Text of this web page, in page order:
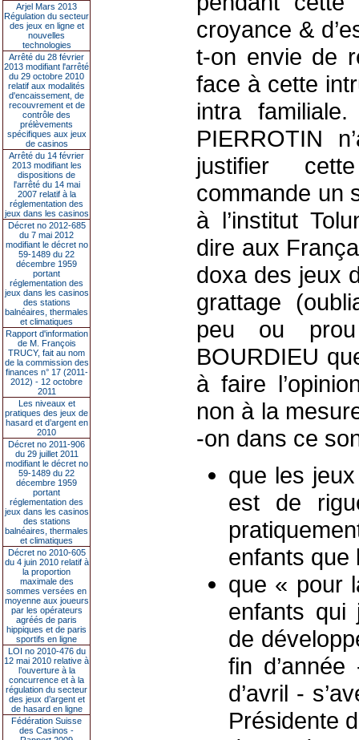
Arjel Mars 2013
Régulation du secteur
des jeux en ligne et
nouvelles
technologies
Arrêté du 28 février
2013 modifiant l'arrêté
du 29 octobre 2010
relatif aux modalités
d'encaissement, de
recouvrement et de
contrôle des
prélèvements
spécifiques aux jeux
de casinos
Arrêté du 14 février
2013 modifiant les
dispositions de
l'arrêté du 14 mai
2007 relatif à la
réglementation des
jeux dans les casinos
Décret no 2012-685
du 7 mai 2012
modifiant le décret no
59-1489 du 22
décembre 1959
portant
réglementation des
jeux dans les casinos
des stations
balnéaires, thermales
et climatiques
Rapport d'information
de M. François
TRUCY, fait au nom
de la commission des
finances n° 17 (2011-
2012) - 12 octobre
2011
Les niveaux et
pratiques des jeux de
hasard et d’argent en
2010
Décret no 2011-906
du 29 juillet 2011
modifiant le décret no
59-1489 du 22
décembre 1959
portant
réglementation des
jeux dans les casinos
des stations
balnéaires, thermales
et climatiques
Décret no 2010-605
du 4 juin 2010 relatif à
la proportion
maximale des
sommes versées en
moyenne aux joueurs
par les opérateurs
agréés de paris
hippiques et de paris
sportifs en ligne
LOI no 2010-476 du
12 mai 2010 relative à
l’ouverture à la
concurrence et à la
régulation du secteur
des jeux d’argent et
de hasard en ligne
Fédération Suisse
des Casinos -
croyance &
t-on envie de
face à cette
intra
PIERROTIN
justifier
commande un
à l’institut
dire aux
doxa des jeux
grattage
peu ou
BOURDIEU
à faire
non à la
-on dans ce
que les
est de
enfants que
que « pour
enfants qui
de
fin
d’avril -
Présidente